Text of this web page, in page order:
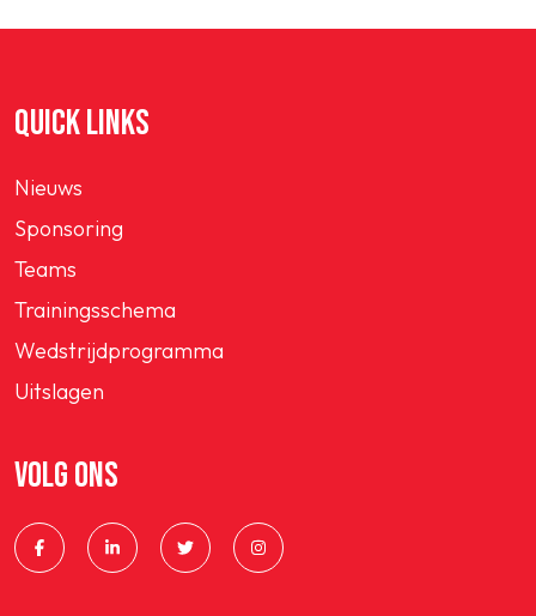
QUICK LINKS
Nieuws
Sponsoring
Teams
Trainingsschema
Wedstrijdprogramma
Uitslagen
VOLG ONS